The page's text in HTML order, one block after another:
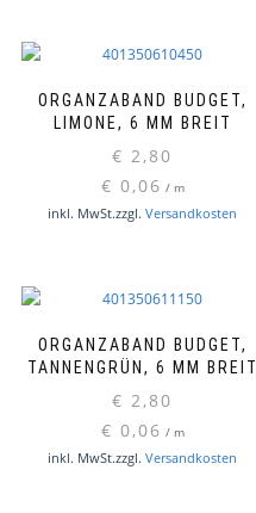
ORGANZABAND BUDGET,
LIMONE, 6 MM BREIT
€ 2,80
€ 0,06 / m
inkl. MwSt.zzgl. Versandkosten
ORGANZABAND BUDGET,
TANNENGRÜN, 6 MM BREIT
€ 2,80
€ 0,06 / m
inkl. MwSt.zzgl. Versandkosten